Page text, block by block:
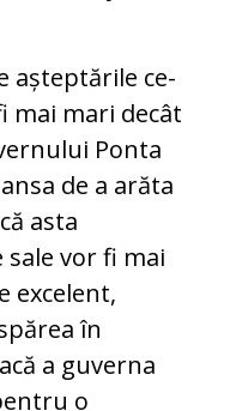
așteptările ce­
mai mari decât
Ponta
de a arăta
asta
vor fi mai
excelent,
în
a gu­ver­na
o